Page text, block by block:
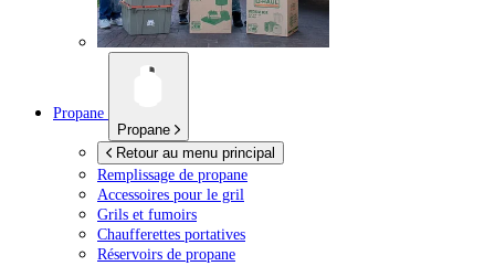
Propane
Propane
Retour au menu principal
Remplissage de propane
Accessoires pour le gril
Grils et fumoirs
Chaufferettes portatives
Réservoirs de propane